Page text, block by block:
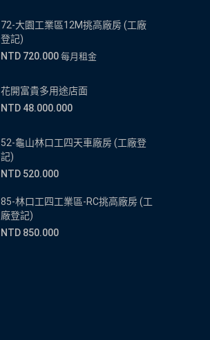
72-大園工業區12M挑高廠房 (工廠
登記)
NTD 720.000 每月租金
花開富貴多用途店面
NTD 48.000.000
52-龜山林口工四天車廠房 (工廠登
記)
NTD 520.000
85-林口工四工業區-RC挑高廠房 (工
廠登記)
NTD 850.000